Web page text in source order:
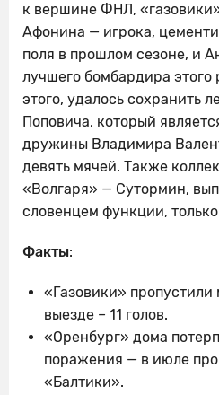
к вершине ФНЛ,
Афонина — игрока,
поля в прошлом сезоне, и
лучшего бомбардира
этого, удалось сохранить
Поповича, который
дружины Владимира
девять мячей. Также
«Волгаря» — Сутормин,
словенцем функции,
Факты:
«Газовики»
выезде – 11 голов.
«Оренбург» дома
поражения — в июле
«Балтики».